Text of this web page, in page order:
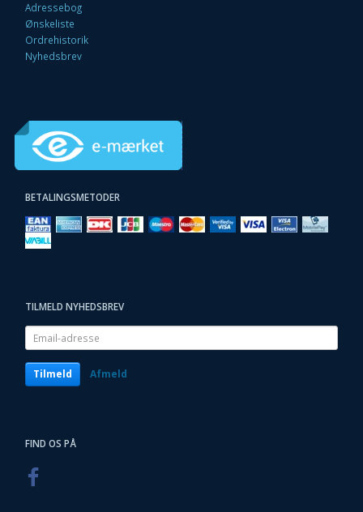
Adressebog
Ønskeliste
Ordrehistorik
Nyhedsbrev
BETALINGSMETODER
TILMELD NYHEDSBREV
Email-
adresse
Tilmeld Afmeld
FIND OS PÅ